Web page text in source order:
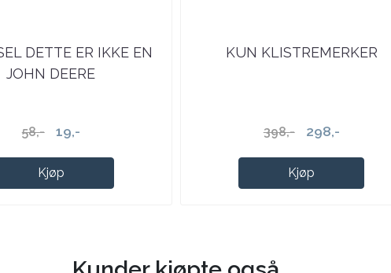
DETTE ER IKKE EN
JOHN DEERE
58,- 19,-
Kjøp
KUN KLISTREMERKER
398,- 298,-
Kjøp